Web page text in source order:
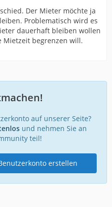
Der Mieter möchte ja
Problematisch wird es
dauerhaft bleiben wollen
Mietzeit begrenzen will.
auf unserer Seite?
und nehmen Sie an
teil!
erstellen